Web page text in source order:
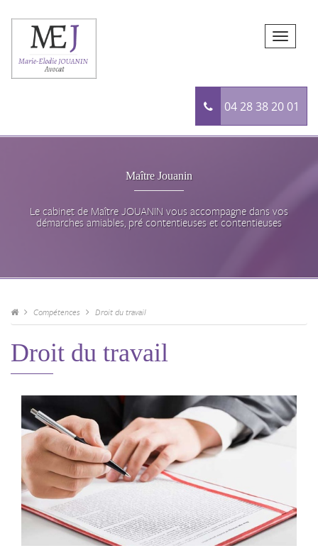
04 28 38 20 01
Maître Jouanin
Le cabinet de Maître JOUANIN vous accompagne dans vos
démarches amiables, pré contentieuses et contentieuses
Compétences Droit du travail
Droit du travail